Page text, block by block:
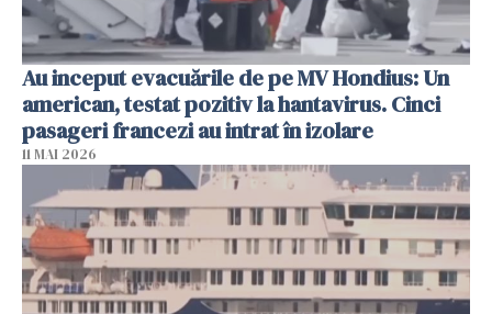
Au inceput evacuările de pe MV Hondius: Un
american, testat pozitiv la hantavirus. Cinci
pasageri francezi au intrat în izolare
11 MAI 2026